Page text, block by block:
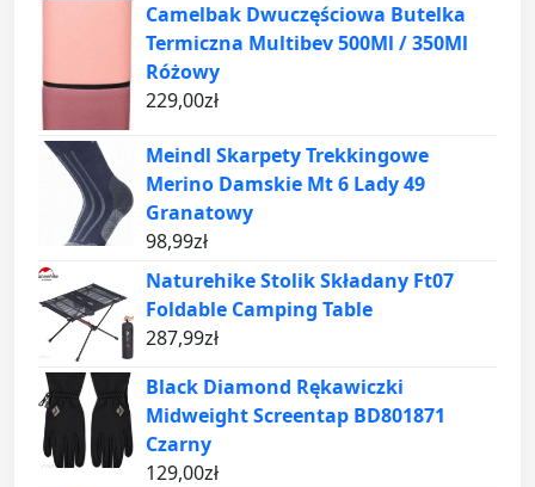
Camelbak Dwuczęściowa Butelka
Termiczna Multibev 500Ml / 350Ml
Różowy
229,00zł
Meindl Skarpety Trekkingowe
Merino Damskie Mt 6 Lady 49
Granatowy
98,99zł
Naturehike Stolik Składany Ft07
Foldable Camping Table
287,99zł
Black Diamond Rękawiczki
Midweight Screentap BD801871
Czarny
129,00zł